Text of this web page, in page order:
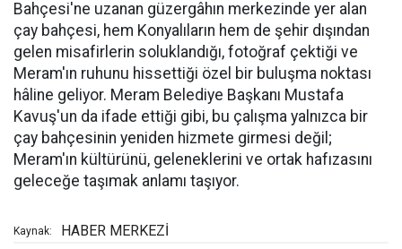
Bahçesi'ne uzanan güzergâhın merkezinde yer alan
çay bahçesi, hem Konyalıların hem de şehir dışından
gelen misafirlerin soluklandığı, fotoğraf çektiği ve
Meram'ın ruhunu hissettiği özel bir buluşma noktası
hâline geliyor. Meram Belediye Başkanı Mustafa
Kavuş'un da ifade ettiği gibi, bu çalışma yalnızca bir
çay bahçesinin yeniden hizmete girmesi değil;
Meram'ın kültürünü, geleneklerini ve ortak hafızasını
geleceğe taşımak anlamı taşıyor.
Kaynak: HABER MERKEZİ